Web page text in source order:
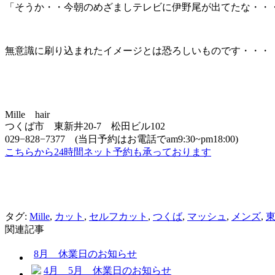
「そうか・・今朝のめざましテレビに伊野尾が出てたな・・
無意識に刷り込まれたイメージとは恐ろしいものです・・・
Mille hair
つくば市 東新井20-7 松田ビル102
029−828−7377 (当日予約はお電話でam9:30~pm18:00)
こちらから24時間ネット予約も承っております
タグ: Mille, カット , セルフカット , つくば, マッシュ , メンズ,
関連記事
8月 休業日のお知らせ
4月 5月 休業日のお知らせ